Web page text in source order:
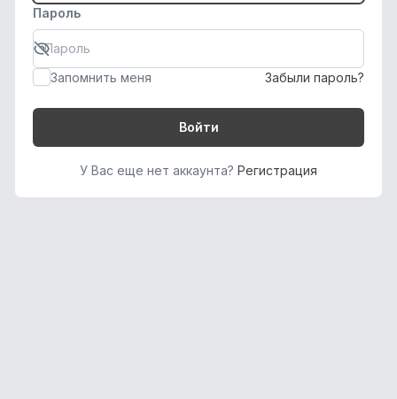
Пароль
Запомнить меня Забыли пароль?
Войти
У Вас еще нет аккаунта? Регистрация